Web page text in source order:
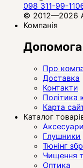
098 311-99-11
© 2012—2026
Компанія
Допомога
Про
Доставка
Контакти
Політика
Карта
Каталог
Глушники
Тюнінг
Чищення
Оптика